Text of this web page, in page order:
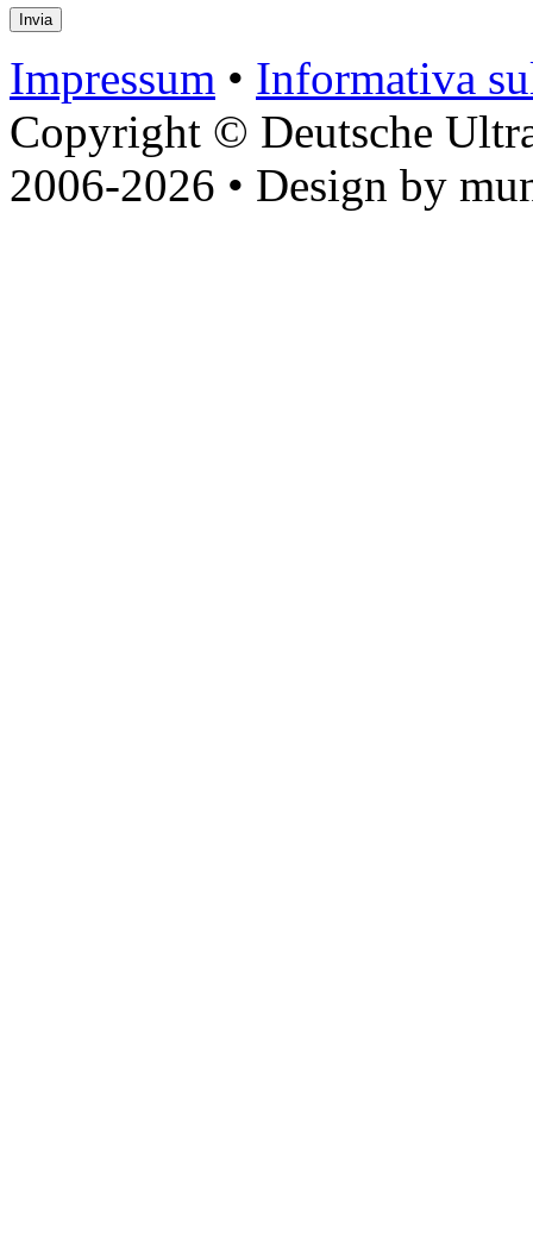
Impressum • Informativa
Copyright © Deutsche
2006-2026 • Design by